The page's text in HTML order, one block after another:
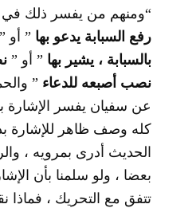
“ومنهم من يفسر ذلك في
رفع السبابة يدعو بها ” أو
بالسبابة ، يشير بها ” أو ”
نصب أصبعه للدعاء ”
عن سفيان يفسر الإشارة
كله وصف ظاهر للإشارة
الحديث أدرى بمرويه ،
بعضا ، ولو سلمنا بأن
تتفق مع التحريك ، فماذا